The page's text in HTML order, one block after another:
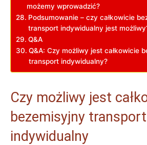
możemy wprowadzić?
Podsumowanie – czy całkowicie
transport indywidualny jest
Q&A
Q&A:⁢ Czy możliwy jest‌ całkowicie
transport indywidualny?
Czy możliwy jest
bezemisyjny transport
indywidualny